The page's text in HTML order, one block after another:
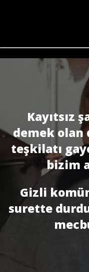
Kayıtsız
demek
teşkilatı
bizim
Gizli
surette